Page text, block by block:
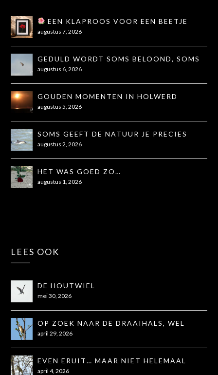
EEN KLAPROOS VOOR EEN BEETJE
TROOST
augustus 7, 2026
GEDULD WORDT SOMS BELOOND, SOMS
OOK NIET...
augustus 6, 2026
GOUDEN MOMENTEN IN HOLWERD
augustus 5, 2026
SOMS GEEFT DE NATUUR JE PRECIES
WAT JE NODIG HEBT
augustus 2, 2026
HET WAS GOED ZO…
augustus 1, 2026
LEES OOK
DE HOUTWIEL
mei 30, 2026
OP ZOEK NAAR DE DRAAIHALS, WEL
GEZIEN, NIET OP DE FOTO
april 29, 2026
EVEN ERUIT… MAAR NIET HELEMAAL
ZOALS GEHOOPT
april 4, 2026